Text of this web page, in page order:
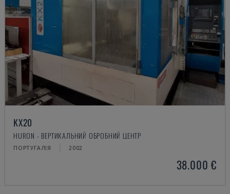
KX20
HURON - ВЕРТИКАЛЬНИЙ ОБРОБНИЙ ЦЕНТР
ПОРТУГАЛІЯ 2002
38.000 €